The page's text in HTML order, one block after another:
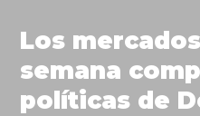
Los
semana
políticas de